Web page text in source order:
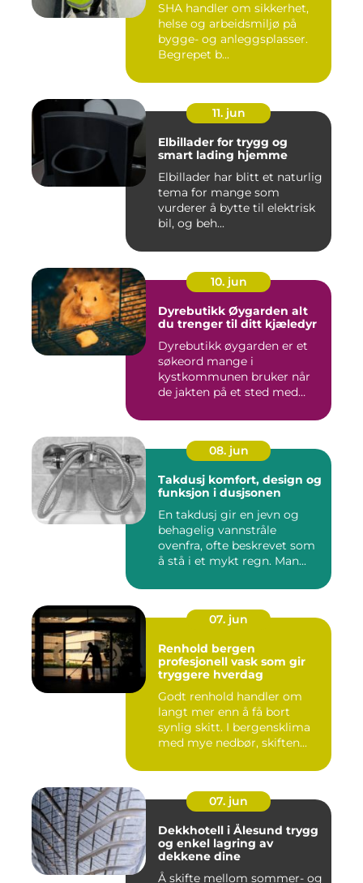
SHA handler om sikkerhet,
helse og arbeidsmiljø på
bygge- og anleggsplasser.
Begrepet b...
11. jun
Elbillader for trygg og
smart lading hjemme
Elbillader har blitt et naturlig
tema for mange som
vurderer å bytte til elektrisk
bil, og beh...
10. jun
Dyrebutikk Øygarden alt
du trenger til ditt kjæledyr
Dyrebutikk øygarden er et
søkeord mange i
kystkommunen bruker når
de jakten på et sted med
08. jun
Takdusj komfort, design og
funksjon i dusjsonen
En takdusj gir en jevn og
behagelig vannstråle
ovenfra, ofte beskrevet som
å stå i et mykt regn. Man...
07. jun
Renhold bergen
profesjonell vask som gir
tryggere hverdag
Godt renhold handler om
langt mer enn å få bort
synlig skitt. I bergensklima
med mye nedbør, skiften...
07. jun
Dekkhotell i Ålesund trygg
og enkel lagring av
dekkene dine
Å skifte mellom sommer- og